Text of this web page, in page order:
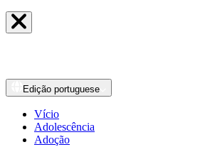
Edição portuguese
Vício
Adolescência
Adoção